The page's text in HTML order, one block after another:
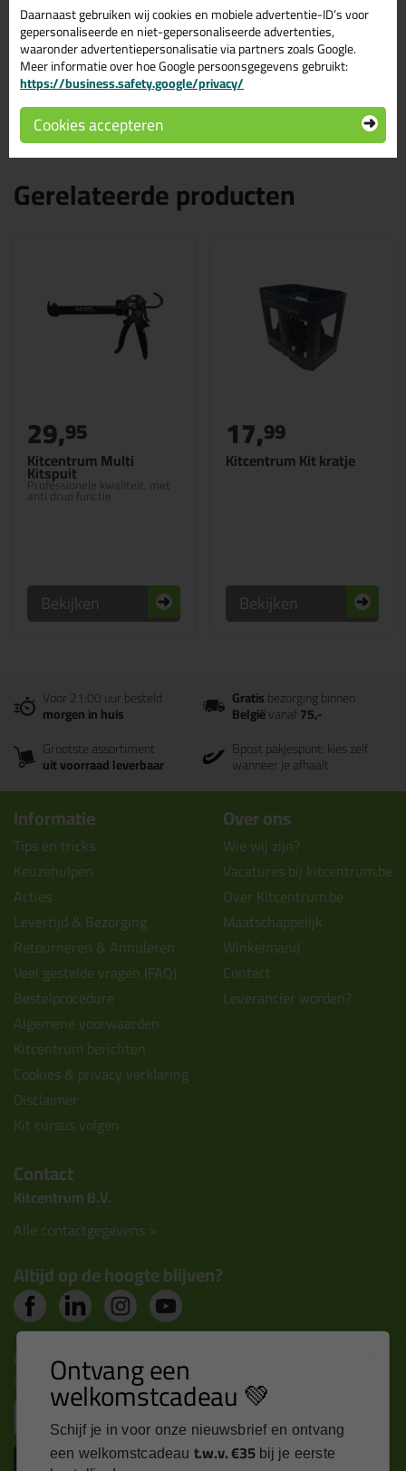
hoogwaardig product welke makkelijk te gebruiken is. Bestel de
Ottoseal S67 580ml in de kleur Edelstaal C197 vandaag nog! Op
voorraad en op werkdagen besteld = morgen in huis.
Wil je meer weten over de toepassing en kenmerken van dit
product?Lees alles over dit product >
Gerelateerde producten
Kitcentrum Multi
Kitspuit
Professionele kwaliteit, met
anti drup functie
29,95
Bekijken
Kitcentrum Kit kratje
17,99
Bekijken
Voor 21:00 uur besteld
morgen in huis
Gratisbezorging binnen
Belgiëvanaf75,-
Grootste assortiment
uit voorraad leverbaar
Bpost pakjespunt: kies zelf
wanneer je afhaalt
Informatie
Tips en tricks
Keuzehulpen
Acties
Levertijd & Bezorging
Retourneren & Annuleren
Veel gestelde vragen (FAQ)
Bestelprocedure
Algemene voorwaarden
Kitcentrum berichten
Cookies & privacy verklaring
Disclaimer
Kit cursus volgen
Over ons
Wie wij zijn?
Vacatures bij kitcentrum.be
Over Kitcentrum.be
Maatschappelijk
Winkelmand
Contact
Leverancier worden?
Contact
Kitcentrum B.V.
Alle contactgegevens >
Altijd op de hoogte blijven?
Nieuws, tips en exclusieve deals rechtstreeks in je
inbox
Inschrijven
Daarnaast gebruiken wij cookies en mobiele advertentie-ID’s voor
gepersonaliseerde en niet-gepersonaliseerde advertenties,
waaronder advertentiepersonalisatie via partners zoals Google.
Meer informatie over hoe Google persoonsgegevens gebruikt:
https://business.safety.google/privacy/
Cookies accepteren
Ontvang een
welkomstcadeau 💚
Schijf je in voor onze nieuwsbrief en ontvang
een welkomstcadeau t.w.v. €35 bij je eerste